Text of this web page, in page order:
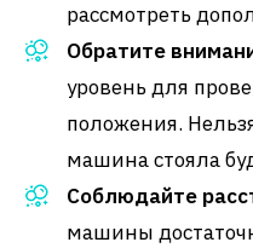
рассмотреть
Обратите
уровень для
положения.
машина стояла
Соблюдайте
машины